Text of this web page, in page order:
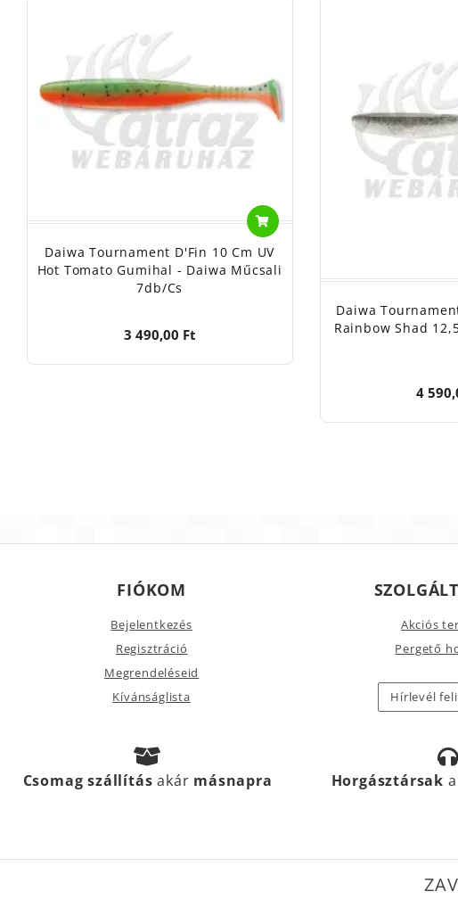
Daiwa Tournament D'Fin 10 Cm UV
Hot Tomato Gumihal - Daiwa Műcsali
7db/cs
3 490,00 Ft
Daiwa
Rainbow Shad
4
FIÓKOM
Bejelentkezés
Regisztráció
Megrendeléseid
Kívánságlista
Akciós
Pergető
Hírlevél
Csomag szállításakár másnapra Horgásztársak